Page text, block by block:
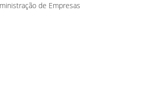
de Empresas